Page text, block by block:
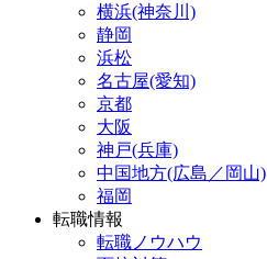
横浜(神奈川)
静岡
浜松
名古屋(愛知)
京都
大阪
神戸(兵庫)
中国地方(広島／岡山)
福岡
転職情報
転職ノウハウ